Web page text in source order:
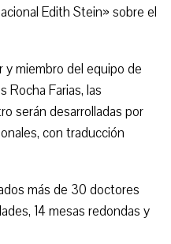
Edith Stein» sobre el
miembro del equipo de
Rocha Farias, las
serán desarrolladas por
con traducción
más de 30 doctores
14 mesas redondas y